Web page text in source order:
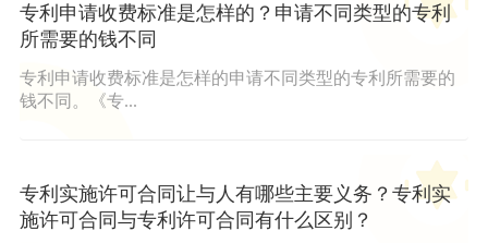
专利申请收费标准是怎样的？申请不同类型的专利
所需要的钱不同
专利申请收费标准是怎样的申请不同类型的专利所需要的
钱不同。《专...
专利实施许可合同让与人有哪些主要义务？专利实
施许可合同与专利许可合同有什么区别？